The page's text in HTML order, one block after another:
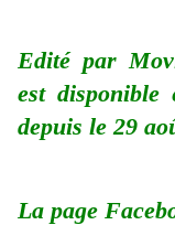
Edité par
est
depuis le 29
La page